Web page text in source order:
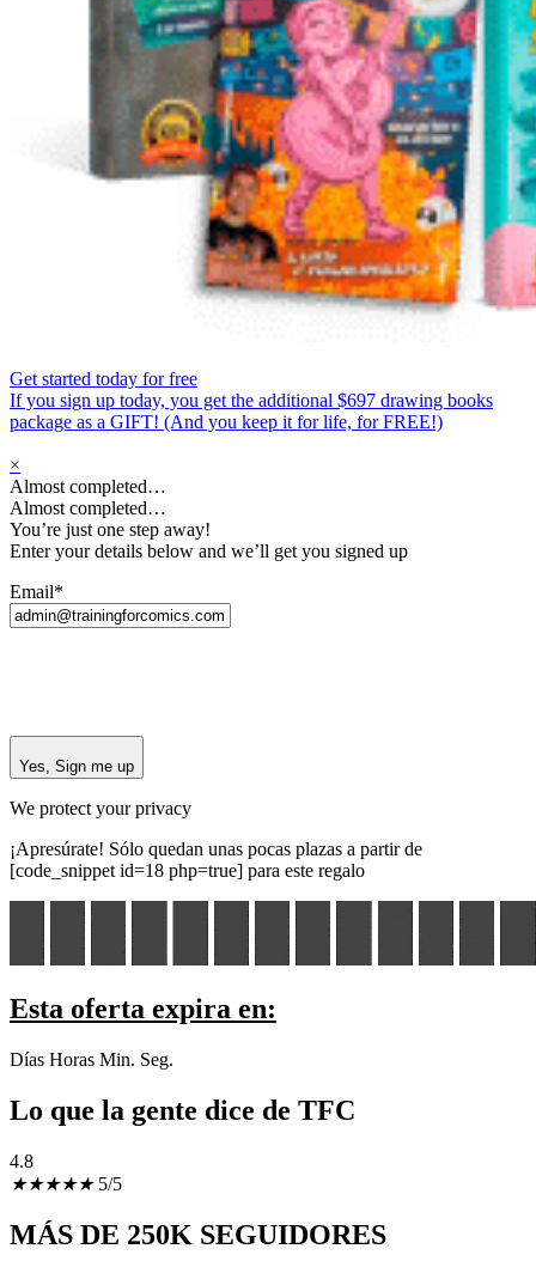
Get started today for free
If you sign up today, you get the additional $697 drawing books
package as a GIFT! (And you keep it for life, for FREE!)
×
Almost completed…
Almost completed…
You’re just one step away!
Enter your details below and we’ll get you signed up
Email*
Yes, Sign me up
We protect your privacy
¡Apresúrate! Sólo quedan unas pocas plazas a partir de
[code_snippet id=18 php=true] para este regalo
Esta oferta expira en:
Días Horas Min. Seg.
Lo que la gente dice de TFC
4.8
★★★★★5/5
MÁS DE 250K SEGUIDORES